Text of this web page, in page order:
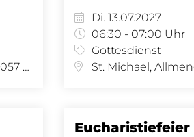
St. Joseph, Amerbachstr. 9, 4057 Basel
Di. 13.07.2027
06:30 - 07:00 Uhr
Gottesdienst
Eucharistiefeier